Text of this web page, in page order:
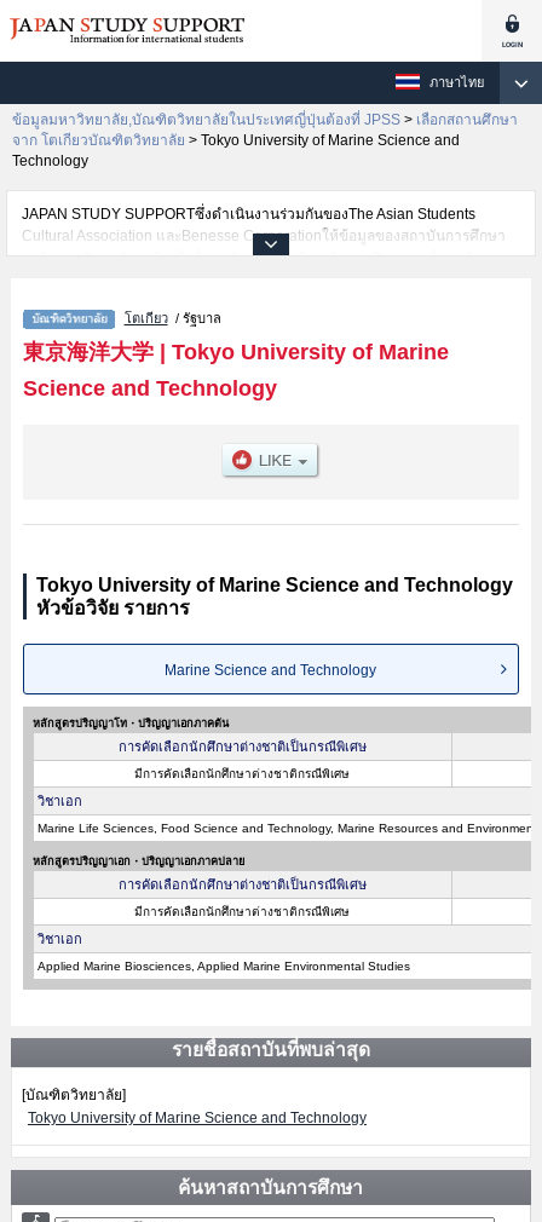
ภาษาไทย
ข้อมูลมหาวิทยาลัย,บัณฑิตวิทยาลัยในประเทศญี่ปุ่นต้องที่ JPSS > เลือกสถานศึกษา
จาก โตเกียวบัณฑิตวิทยาลัย > Tokyo University of Marine Science and
Technology
JAPAN STUDY SUPPORTซึ่งดำเนินงานร่วมกันของThe Asian Students
Cultural Association และBenesse Corporationให้ข้อมูลของสถาบันการศึกษา
ระดับมหาวิทยาลัย・บัณฑิตวิทยาลัย・วิทยาลัยระดับอนุปริญญา・วิทยาลัย
Technology,ข้อมูลจำเป็นสำหรับนักศึกษาต่างชาติเช่นMarine Science and
Technology เป็นต้น,ข้อมูลของแต่ละสาขาวิจัย,ข้อมูลการสอบคัดเลือกเข้าศึกษา
เช่นจำนวนคนที่รับสมัครหรือจำนวนคนที่ผ่านการสอบคัดเลือกเป็นต้น,แนะนำ
สถานที่,การเดินทางเป็นต้นไว้ด้วยดังนั้นขอเชิญใช้บริการค้นหาข้อมูลตาม
โตเกียว/ รัฐบาล
東京海洋大学| Tokyo University of Marine
Science and Technology
Tokyo University of Marine Science and Technology
หัวข้อวิจัย รายการ
Marine Science and Technology
หลักสูตรปริญญาโท・ปริญญาเอกภาคต้น
การคัดเลือกนักศึกษาต่างชาติเป็นกรณีพิเศษ
มีการคัดเลือกนักศึกษาต่างชาติกรณีพิเศษ
วิชาเอก
Marine Life Sciences, Food Science and Technology, Marine Resources and
หลักสูตรปริญญาเอก・ปริญญาเอกภาคปลาย
การคัดเลือกนักศึกษาต่างชาติเป็นกรณีพิเศษ
มีการคัดเลือกนักศึกษาต่างชาติกรณีพิเศษ
วิชาเอก
Applied Marine Biosciences, Applied Marine Environmental Studies
รายชื่อสถาบันที่พบล่าสุด
[บัณฑิตวิทยาลัย]
Tokyo University of Marine Science and Technology
ค้นหาสถาบันการศึกษา